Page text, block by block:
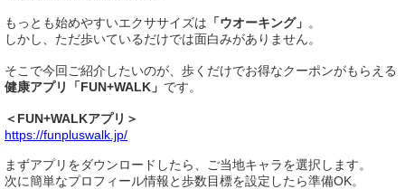
もっとも始めやすいエクササイズは 「ウオーキング」 。
しかし、ただ歩いているだけでは面白みがありません。
そこで今回ご紹介したいのが、歩くだけでお得なクーポンがもらえる
健康アプリ「FUN+WALK」 です。
＜FUN+WALKアプリ＞
https://funpluswalk.jp/
まずアプリをダウンロードしたら、ご当地キャラを選択します。
次に簡単なプロフィール情報と歩数目標を設定したら準備OK。